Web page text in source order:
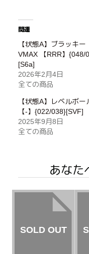
関連
【状態A】ブラッキー
VMAX 【RRR】{048/
[S6a]
2026年2月4日
全ての商品
【状態A】レベルボー
【-】{022/038}[SVF]
2025年9月8日
全ての商品
あなた